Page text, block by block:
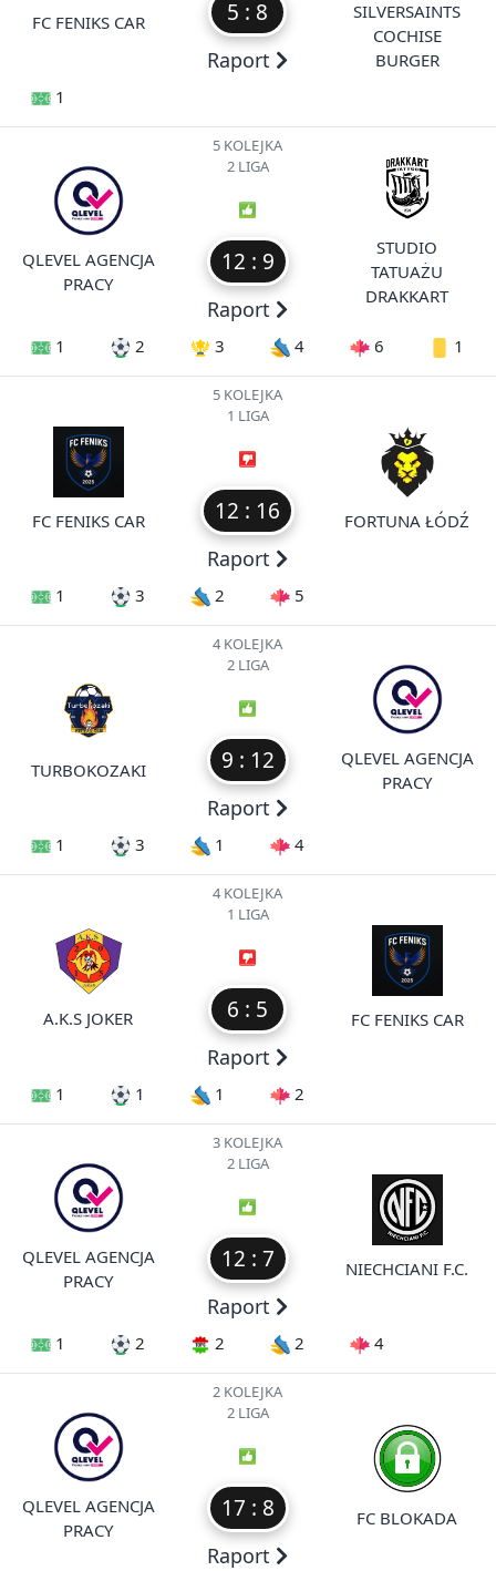
FC FENIKS CAR 5 : 8
Raport
SILVERSAINTS
COCHISE
BURGER
1
QLEVEL AGENCJA
PRACY
5 KOLEJKA
2 LIGA
12 : 9
Raport
STUDIO
TATUAŻU
DRAKKART
1 2 3 4 6 1
FC FENIKS CAR
5 KOLEJKA
1 LIGA
12 : 16
Raport
FORTUNA ŁÓDŹ
1 3 2 5
TURBOKOZAKI
4 KOLEJKA
2 LIGA
9 : 12
Raport
QLEVEL AGENCJA
PRACY
1 3 1 4
A.K.S JOKER
4 KOLEJKA
1 LIGA
6 : 5
Raport
FC FENIKS CAR
1 1 1 2
QLEVEL AGENCJA
PRACY
3 KOLEJKA
2 LIGA
12 : 7
Raport
NIECHCIANI F.C.
1 2 2 2 4
QLEVEL AGENCJA
PRACY
2 KOLEJKA
2 LIGA
17 : 8
Raport
FC BLOKADA